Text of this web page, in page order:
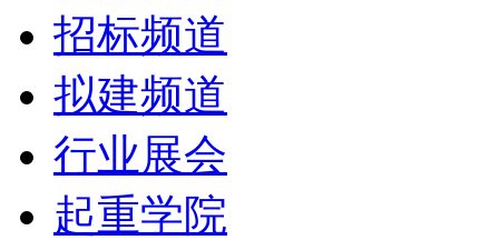
招标频道
拟建频道
行业展会
起重学院